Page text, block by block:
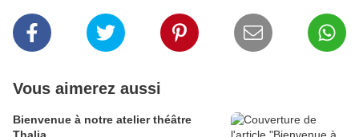
Vous aimerez aussi
Bienvenue à notre atelier théâtre